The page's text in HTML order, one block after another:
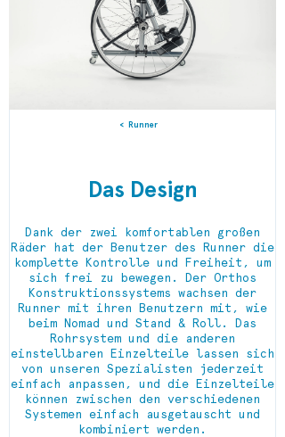
Runner
Das Design
Dank der zwei komfortablen großen
Räder hat der Benutzer des Runner die
komplette Kontrolle und Freiheit, um
sich frei zu bewegen. Der Orthos
Konstruktionssystems wachsen der
Runner mit ihren Benutzern mit, wie
beim Nomad und Stand & Roll. Das
Rohrsystem und die anderen
einstellbaren Einzelteile lassen sich
von unseren Spezialisten jederzeit
einfach anpassen, und die Einzelteile
können zwischen den verschiedenen
Systemen einfach ausgetauscht und
kombiniert werden.